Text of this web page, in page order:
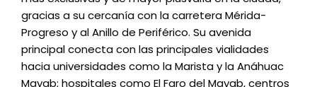
gracias a su cercanía con la carretera Mérida-
Progreso y al Anillo de Periférico. Su avenida
principal conecta con las principales vialidades
hacia universidades como la Marista y la Anáhuac
Mayab; hospitales como El Faro del Mayab, centros